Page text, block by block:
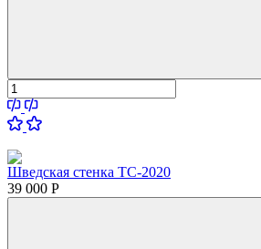
Шведская стенка ТС-2020
39 000 Р